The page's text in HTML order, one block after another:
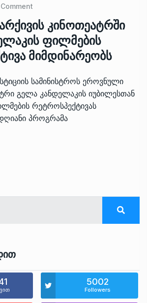
კინოთეატრში
ფილმების
მიმდინარეობს
სამინისტროს ეროვნული
გელა კანდელაკის იუბილესთან
რეტროსპექტივას
პროგრამა
5002
Followers